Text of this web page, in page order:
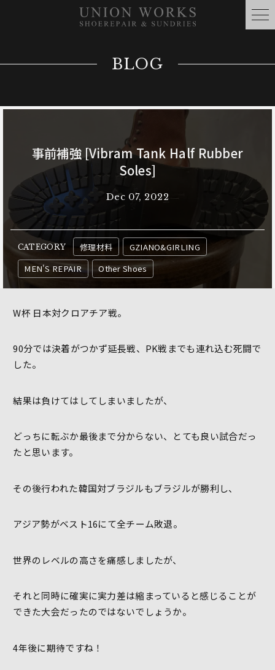
BLOG
事前補強 [Vibram Tank Half Rubber
Soles]
Dec 07, 2022
CATEGORY 修理材料
GZIANO&GIRLING
MEN'S REPAIR
Other Shoes
W杯 日本対クロアチア戦。
90分では決着がつかず延長戦、PK戦までも連れ込む死闘で
した。
結果は負けてはしてしまいましたが、
どっちに転ぶか最後まで分からない、とても良い試合だっ
たと思います。
その後行われた韓国対ブラジルもブラジルが勝利し、
アジア勢がベスト16にて全チーム敗退。
世界のレベルの高さを痛感しましたが、
それと同時に確実に実力差は縮まっていると感じることが
できた大会だったのではないでしょうか。
4年後に期待ですね！